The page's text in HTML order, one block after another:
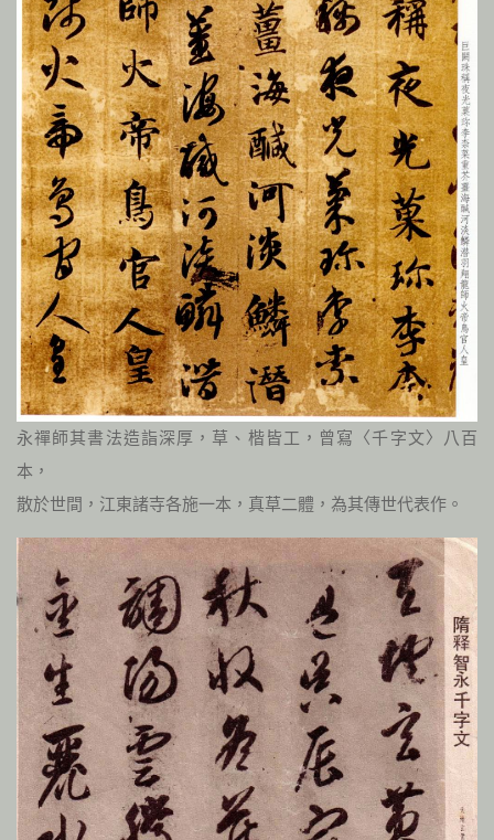
永禪師其書法造詣深厚，草、楷皆工，曾寫〈千字文〉八百
本，
散於世間，江東諸寺各施一本，真草二體，為其傳世代表作。